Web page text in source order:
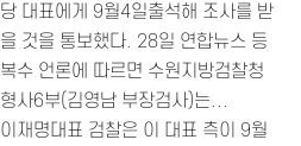
당 대표에게 9월4일출석해 조사를 받
을 것을 통보했다. 28일 연합뉴스 등
복수 언론에 따르면 수원지방검찰청
형사6부(김영남 부장검사)는...
이재명대표 검찰은 이 대표 측이 9월